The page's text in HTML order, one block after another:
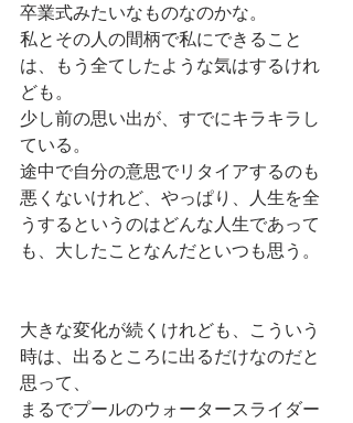
卒業式みたいなものなのかな。
私とその人の間柄で私にできること
は、もう全てしたような気はするけれ
ども。
少し前の思い出が、すでにキラキラし
ている。
途中で自分の意思でリタイアするのも
悪くないけれど、やっぱり、人生を全
うするというのはどんな人生であって
も、大したことなんだといつも思う。
大きな変化が続くけれども、こういう
時は、出るところに出るだけなのだと
思って、
まるでプールのウォータースライダー